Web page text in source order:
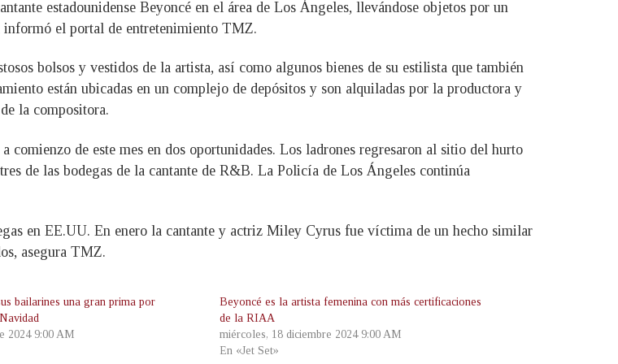
estadounidense Beyoncé en el área de Los Ángeles, llevándose objetos por un
el portal de entretenimiento TMZ.
bolsos y vestidos de la artista, así como algunos bienes de su estilista que también
están ubicadas en un complejo de depósitos y son alquiladas por la productora y
la compositora.
comienzo de este mes en dos oportunidades. Los ladrones regresaron al sitio del hurto
de las bodegas de la cantante de R&B. La Policía de Los Ángeles continúa
en EE.UU. En enero la cantante y actriz Miley Cyrus fue víctima de un hecho similar
asegura TMZ.
bailarines una gran prima por
2024 9:00 AM
Beyoncé es la artista femenina con más certificaciones
de la RIAA
miércoles, 18 diciembre 2024 9:00 AM
En «Jet Set»